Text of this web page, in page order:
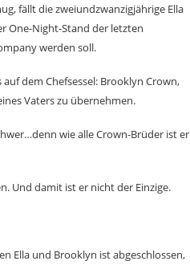
fällt die zweiundzwanzigjährige Ella
One-Night-Stand der letzten
werden soll.
dem Chefsessel: Brooklyn Crown,
Vaters zu übernehmen.
wie alle Crown-Brüder ist er
Und damit ist er nicht der Einzige.
Ella und Brooklyn ist abgeschlossen,